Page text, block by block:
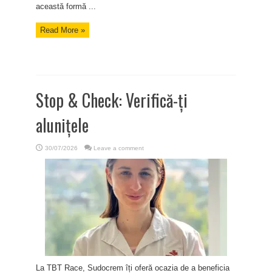
această formă ...
Read More »
Stop & Check: Verifică-ți
alunițele
30/07/2026 Leave a comment
La TBT Race, Sudocrem îți oferă ocazia de a beneficia